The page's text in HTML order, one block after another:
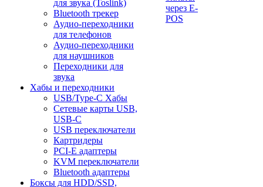
для звука (Toslink)
Bluetooth трекер
Аудио-переходники
для телефонов
Аудио-переходники
для наушников
Переходники для
звука
Хабы и переходники
USB/Type-C Хабы
Сетевые карты USB,
USB-C
USB переключатели
Картридеры
PCI-E адаптеры
KVM переключатели
Bluetooth адаптеры
Боксы для HDD/SSD,
через E-
POS